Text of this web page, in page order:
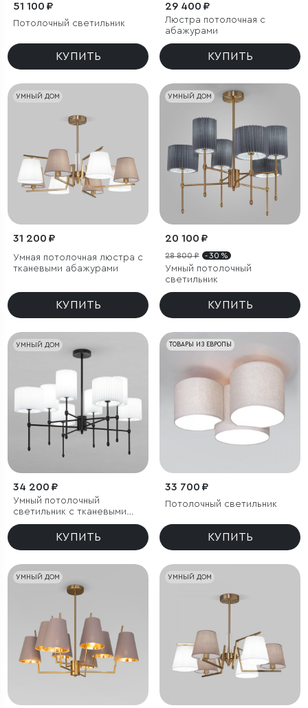
51 100 ₽
Потолочный светильник
КУПИТЬ
29 400 ₽
Люстра потолочная с
абажурами
КУПИТЬ
УМНЫЙ ДОМ
31 200 ₽
Умная потолочная люстра с
тканевыми абажурами
КУПИТЬ
УМНЫЙ ДОМ
20 100 ₽
28 800 ₽ - 30 %
Умный потолочный
светильник
КУПИТЬ
УМНЫЙ ДОМ
34 200 ₽
Умный потолочный
светильник с тканевыми
абажурами
КУПИТЬ
ТОВАРЫ ИЗ ЕВРОПЫ
33 700 ₽
Потолочный светильник
КУПИТЬ
УМНЫЙ ДОМ УМНЫЙ ДОМ